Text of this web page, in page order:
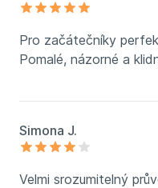
Pro začátečníky
Pomalé, názorné a
Simona J.
Velmi srozumitelný